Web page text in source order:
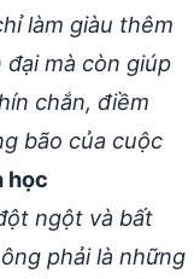
làm giàu thêm
mà còn giúp
chắn, điềm
bão của cuộc
học
ngột và bất
phải là những